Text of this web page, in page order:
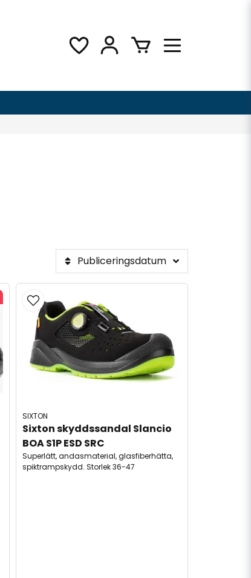
Publiceringsdatum
SIXTON
Sixton skyddssandal Slancio
BOA S1P ESD SRC
Superlätt, andasmaterial, glasfiberhätta,
spiktrampskydd. Storlek 36-47